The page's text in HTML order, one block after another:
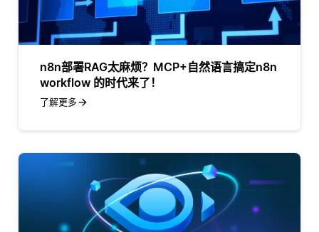
n8n部署RAG太麻烦？MCP+自然语言搞定n8n
workflow 的时代来了！
了解更多